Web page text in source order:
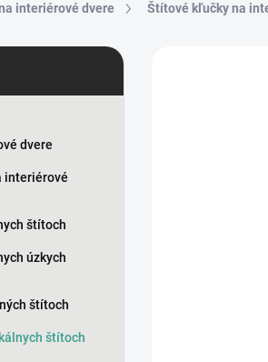
interiérové dvere Štítové kľučky na
dvere
interiérové
štítoch
úzkych
štítoch
štítoch